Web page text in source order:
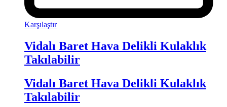
Karşılaştır
Vidalı Baret Hava Delikli Kulaklık
Takılabilir
Vidalı Baret Hava Delikli Kulaklık
Takılabilir